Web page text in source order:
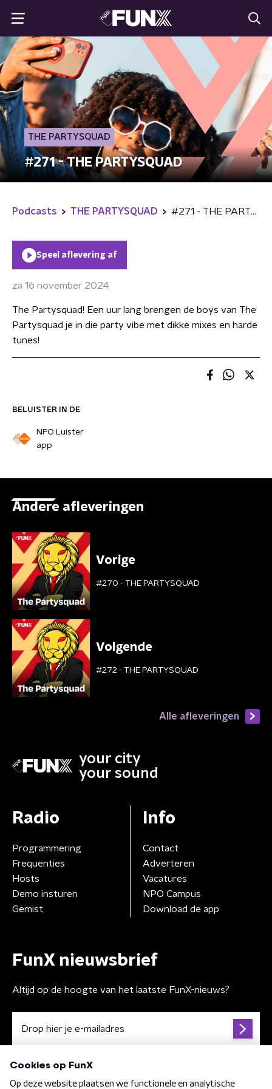
THE PARTYSQUAD
#271 - THE PARTYSQUAD
Podcasts THE PARTYSQUAD #271 - THE PARTYSQUAD
BELUISTER IN DE
NPO Luister
app
Speel aflevering af
za 16 november 2024
The Partysquad! Een uur lang brengen de boys van The
Partysquad je in die party vibe met dikke mixes en harde
tunes!
Andere afleveringen
Vorige
#270 - THE PARTYSQUAD
Volgende
#272 - THE PARTYSQUAD
Alle afleveringen
your city
your sound
Radio
Programmering
Frequenties
Hosts
Demo insturen
Gemist
Info
Contact
Adverteren
Vacatures
NPO Campus
Download de app
FunX nieuwsbrief
Altijd op de hoogte van het laatste FunX-nieuws?